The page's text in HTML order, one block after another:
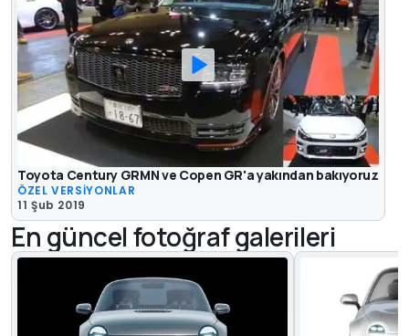
Toyota Century GRMN ve Copen GR'a yakından bakıyoruz
ÖZEL VERSİYONLAR
11 Şub 2019
En güncel fotoğraf galerileri